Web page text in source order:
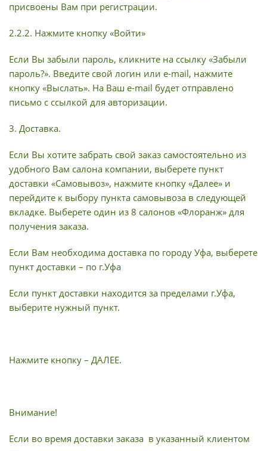
присвоены Вам при регистрации.
2.2.2. Нажмите кнопку «Войти»
Если Вы забыли пароль, кликните на ссылку «Забыли
пароль?». Введите свой логин или e-mail, нажмите
кнопку «Выслать». На Ваш e-mail будет отправлено
письмо с ссылкой для авторизации.
3. Доставка.
Если Вы хотите забрать свой заказ самостоятельно из
удобного Вам салона компании, выберете пункт
доставки «Самовывоз», нажмите кнопку «Далее» и
перейдите к выбору пункта самовывоза в следующей
вкладке. Выберете один из 8 салонов «Флоранж» для
получения заказа.
Если Вам необходима доставка по городу Уфа, выберете
пункт доставки – по г.Уфа
Если пункт доставки находится за пределами г.Уфа,
выберите нужный пункт.
Нажмите кнопку – ДАЛЕЕ.
Внимание!
Если во время доставки заказа в указанный клиентом